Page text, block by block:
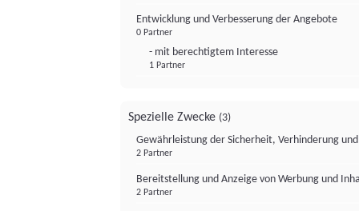
Entwicklung und Verbesserung der Angebote
0 Partner
- mit berechtigtem Interesse
1 Partner
Spezielle Zwecke (3)
Gewährleistung der Sicherheit, Verhinderung
2 Partner
Bereitstellung und Anzeige von Werbung und
2 Partner